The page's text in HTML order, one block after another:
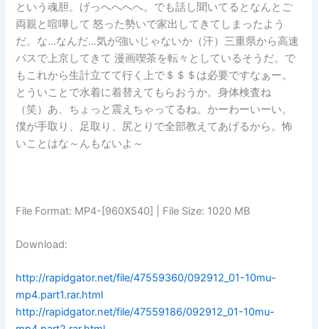
という魂胆。げっへへへへ。でも話し聞いてるとなんとご
両親と喧嘩して 怒った勢いで家出してきてしまったよう
だ。な…なんだ…気が強いじゃないか（汗）三重県から高速
バスで上京してきて 漫画喫茶を転々としているそうだ。で
もこれから生計立てて行く上で＄＄＄は必要ですなぁー。
とういことで水着に着替えてもらおうか。身体検査ね
（笑）あ、ちょっと震えちゃってるね。かーわーいーい。
僕が手取り、足取り、尻とりで全部教えてあげるから。怖
いことはな～んもないよ～
File Format: MP4-[960X540] | File Size: 1020 MB
Download:
http://rapidgator.net/file/47559360/092912_01-10mu-
mp4.part1.rar.html
http://rapidgator.net/file/47559186/092912_01-10mu-